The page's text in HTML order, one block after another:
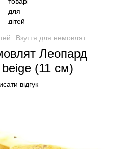
Взуття для немовлят
Леопард
(11 см)
відгук